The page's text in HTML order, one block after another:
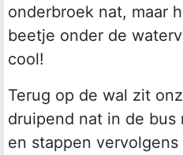
onderbroek nat, maar
beetje onder de
cool!
Terug op de wal zit
druipend nat in de
en stappen